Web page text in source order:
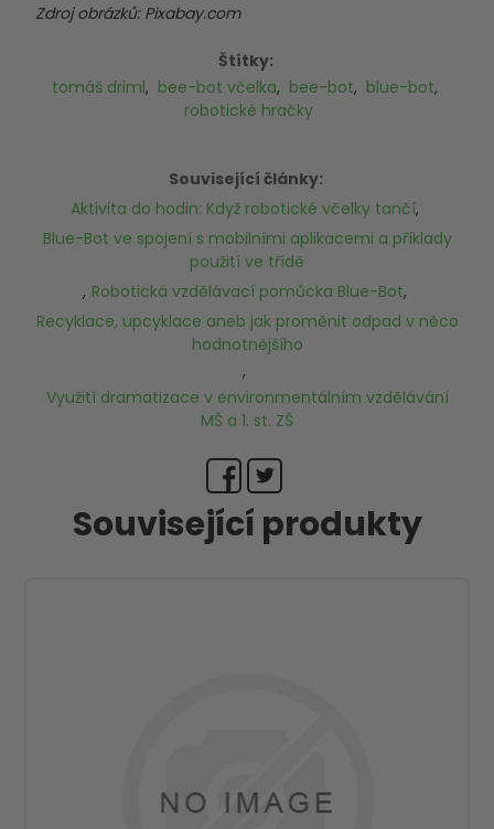
Zdroj obrázků: Pixabay.com
Štítky:
tomáš driml, bee-bot včelka, bee-bot, blue-bot,
robotické hračky
Související články:
Aktivita do hodin: Když robotické včelky tančí,
Blue-Bot ve spojení s mobilními aplikacemi a příklady
použití ve třídě
, Robotická vzdělávací pomůcka Blue-Bot,
Recyklace, upcyklace aneb jak proměnit odpad v něco
hodnotnějšího
,
Využití dramatizace v environmentálním vzdělávání
MŠ a 1. st. ZŠ
Související produkty